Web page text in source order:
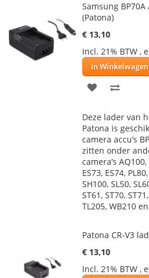
Samsung
(Patona)
€ 13,10
Incl. 21% BTW ,
In Winkelwagen
VOEG
AAN TE
Deze lader van
Patona is
camera accu’s
zitten onder
camera’s AQ100,
ES73, ES74,
SH100, SL50,
ST61, ST70,
TL205, WB210
Patona CR-V3
€ 13,10
Incl. 21% BTW ,